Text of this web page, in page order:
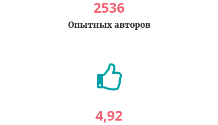
2536
Опытных авторов
4,92